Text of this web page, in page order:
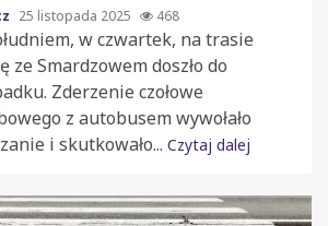
25 listopada 2025 468
w czwartek, na trasie
ze Smardzowem doszło do
Zderzenie czołowe
z autobusem wywołało
i skutkowało... Czytaj dalej